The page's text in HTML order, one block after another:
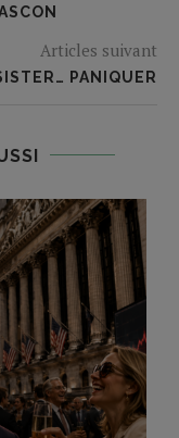
Articles suivant
PANIQUER